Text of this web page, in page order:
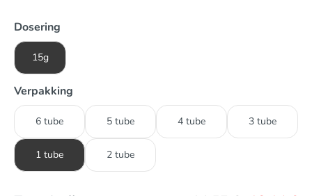
Dosering
15g
Verpakking
6 tube 5 tube 4 tube 3 tube
1 tube 2 tube